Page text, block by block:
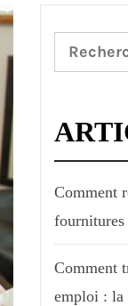
Comment
fournitures
Comment
emploi : la